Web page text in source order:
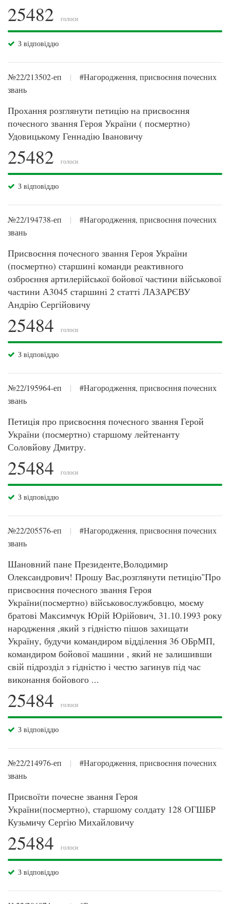
25482 голоси
З відповіддю
№22/213502-еп |
#Нагородження, присвоєння почесних
звань
Прохання розглянути петицію на присвоєння
почесного звання Героя України ( посмертно)
Удовицькому Геннадію Івановичу
25482 голоси
З відповіддю
№22/194738-еп |
#Нагородження, присвоєння почесних
звань
Присвоєння почесного звання Героя України
(посмертно) старшині команди реактивного
озброєння артилерійської бойової частини військової
частини А3045 старшині 2 статті ЛАЗАРЄВУ
Андрію Сергійовичу
25484 голоси
З відповіддю
№22/195964-еп |
#Нагородження, присвоєння почесних
звань
Петиція про присвоєння почесного звання Герой
України (посмертно) старшому лейтенанту
Соловйову Дмитру.
25484 голоси
З відповіддю
№22/205576-еп |
#Нагородження, присвоєння почесних
звань
Шановний пане Президенте,Володимир
Олександрович! Прошу Вас,розглянути петицію"Про
присвоєння почесного звання Героя
України(посмертно) військовослужбовцю, моєму
братові Максимчук Юрій Юрійович, 31.10.1993 року
народження ,який з гідністю пішов захищати
Україну, будучи командиром відділення 36 ОБрМП,
командиром бойової машини , який не залишивши
свій підрозділ з гідністю і честю загинув під час
виконання бойового ...
25484 голоси
З відповіддю
№22/214976-еп |
#Нагородження, присвоєння почесних
звань
Присвоїти почесне звання Героя
України(посмертно), старшому солдату 128 ОГШБР
Кузьмичу Сергію Михайловичу
25484 голоси
З відповіддю